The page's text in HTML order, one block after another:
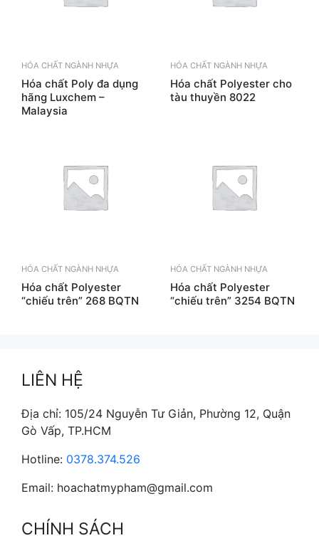
HÓA CHẤT NGÀNH NHỰA
Hóa chất Poly đa dụng
hãng Luxchem –
Malaysia
HÓA CHẤT NGÀNH NHỰA
Hóa chất Polyester cho
tàu thuyền 8022
HÓA CHẤT NGÀNH NHỰA
Hóa chất Polyester
“chiếu trên” 268 BQTN
HÓA CHẤT NGÀNH NHỰA
Hóa chất Polyester
“chiếu trên” 3254 BQTN
LIÊN HỆ
Địa chỉ: 105/24 Nguyễn Tư Giản, Phường 12, Quận
Gò Vấp, TP.HCM
Hotline: 0378.374.526
Email: hoachatmypham@gmail.com
CHÍNH SÁCH